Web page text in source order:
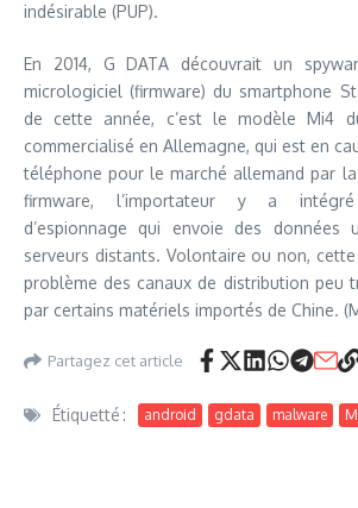
indésirable (PUP).
En 2014, G DATA découvrait un
micrologiciel (firmware) du smartphone
de cette année, c’est le modèle Mi4
commercialisé en Allemagne, qui est en
téléphone pour le marché allemand par
firmware, l’importateur y a
d’espionnage qui envoie des données
serveurs distants. Volontaire ou non,
problème des canaux de distribution peu
par certains matériels importés de Chine.
Partagez cet article
Étiquetté : android gdata malware